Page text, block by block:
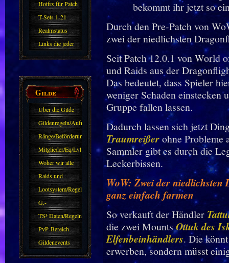
Hotfix für Patch
11.X
T-Sets 1-21
Realmstatus
Links die jeder
kennen sollte?!
Gilde
Über die Gilde
(DAW)
Gildenregeln/Aufnahme
Ränge/Beförderungen
Mitglieder/Eq/Lvl
Woher wir alle
kommen.
Raids und
Zubehör
Lootsystem/Regeln
G.-
Sparkasse/Goldleihen
TS³ Daten/Regeln
PvP-Bereich
Gildenevents
Durch den Pre-Patch von
zwei der niedlichsten
Seit Patch 12.0.1 von World
und Raids aus der
Das bedeutet, dass Spieler
weniger Schaden einstecken
Gruppe fallen lassen.
Dadurch lassen sich jetzt
Traumreißerohne Probleme
Sammler gibt es durch die
Leckerbissen.
WoW: Zwei der
ganz einfach farmen
So verkauft der Händler
die zwei MountsOttuk des
Elfenbeinhändlers. Die
erwerben, sondern müsst